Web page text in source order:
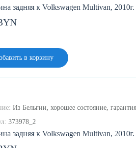
задняя к Volkswagen Multivan, 2010г.
в корзину
задняя к Volkswagen Multivan, 2010г.
Из Бельгии, хорошее состояние,
373978_2